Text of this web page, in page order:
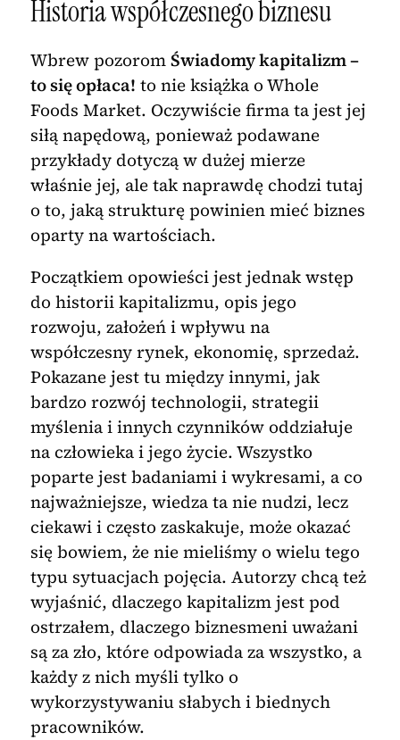
Historia współczesnego biznesu
Wbrew pozoromŚwiadomy kapitalizm –
to się opłaca! to nie książka o Whole
Foods Market. Oczywiście firma ta jest jej
siłą napędową, ponieważ podawane
przykłady dotyczą w dużej mierze
właśnie jej, ale tak naprawdę chodzi tutaj
o to, jaką strukturę powinien mieć biznes
oparty na wartościach.
Początkiem opowieści jest jednak wstęp
do historii kapitalizmu, opis jego
rozwoju, założeń i wpływu na
współczesny rynek, ekonomię, sprzedaż.
Pokazane jest tu między innymi, jak
bardzo rozwój technologii, strategii
myślenia i innych czynników oddziałuje
na człowieka i jego życie. Wszystko
poparte jest badaniami i wykresami, a co
najważniejsze, wiedza ta nie nudzi, lecz
ciekawi i często zaskakuje, może okazać
się bowiem, że nie mieliśmy o wielu tego
typu sytuacjach pojęcia. Autorzy chcą też
wyjaśnić, dlaczego kapitalizm jest pod
ostrzałem, dlaczego biznesmeni uważani
są za zło, które odpowiada za wszystko, a
każdy z nich myśli tylko o
wykorzystywaniu słabych i biednych
pracowników.